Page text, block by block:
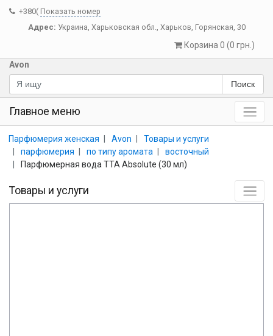
+380( Показать номер
Адрес: Украина, Харьковская обл., Харьков, Горянская, 30
Корзина 0 (0 грн.)
Avon
Поиск
Главное меню
Парфюмерия женская Avon
Товары и услуги
парфюмерия
по типу аромата
восточный
Парфюмерная вода TTA Absolute (30 мл)
Товары и услуги